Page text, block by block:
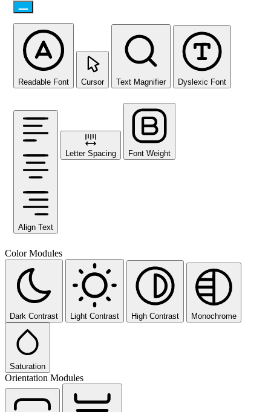
Readable Font Cursor Text Magnifier Dyslexic Font
Align Text
Letter Spacing Font Weight
Color Modules
Dark Contrast Light Contrast High Contrast Monochrome
Saturation
Orientation Modules